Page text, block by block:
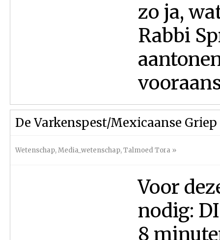
zo ja,
Rabbi
De Varkenspest/Mexicaanse
Wetenschap,Media_wetenschap,Talmoed Tora »
Voor
nodig:
8